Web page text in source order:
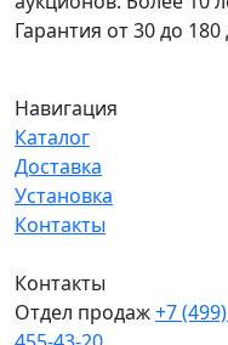
Гарантия от 30 до 180
Навигация
Каталог
Доставка
Установка
Контакты
Контакты
Отдел продаж+7